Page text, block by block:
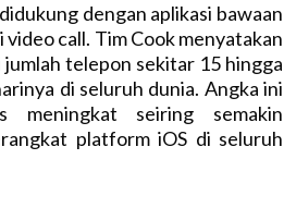
M
u
e
dengan aplikasi bawaan
video call. Tim Cook menyatakan
telepon sekitar 15 hingga
di seluruh dunia. Angka ini
meningkat seiring semakin
platform iOS di seluruh